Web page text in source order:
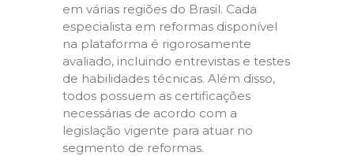
em várias regiões do Brasil. Cada
especialista em reformas disponível
na plataforma é rigorosamente
avaliado, incluindo entrevistas e testes
de habilidades técnicas. Além disso,
todos possuem as certificações
necessárias de acordo com a
legislação vigente para atuar no
segmento de reformas.